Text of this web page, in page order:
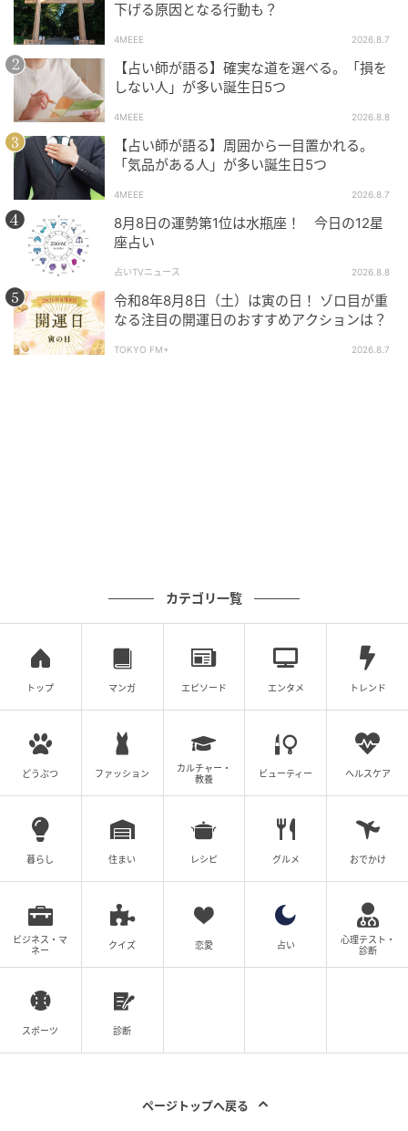
下げる原因となる行動も？
4MEEE 2026.8.7
【占い師が語る】確実な道を選べる。「損を
しない人」が多い誕生日5つ
4MEEE 2026.8.8
【占い師が語る】周囲から一目置かれる。
「気品がある人」が多い誕生日5つ
4MEEE 2026.8.7
8月8日の運勢第1位は水瓶座！ 今日の12星
座占い
占いTVニュース 2026.8.8
令和8年8月8日（土）は寅の日！ ゾロ目が重
なる注目の開運日のおすすめアクションは？
TOKYO FM+ 2026.8.7
カテゴリ一覧
トップ マンガ エピソード エンタメ トレンド
どうぶつ ファッション
カルチャー・
教養
ビューティー ヘルスケア
暮らし 住まい レシピ グルメ おでかけ
ビジネス・マ
ネー
クイズ 恋愛 占い
心理テスト・
診断
スポーツ 診断
ページトップへ戻る